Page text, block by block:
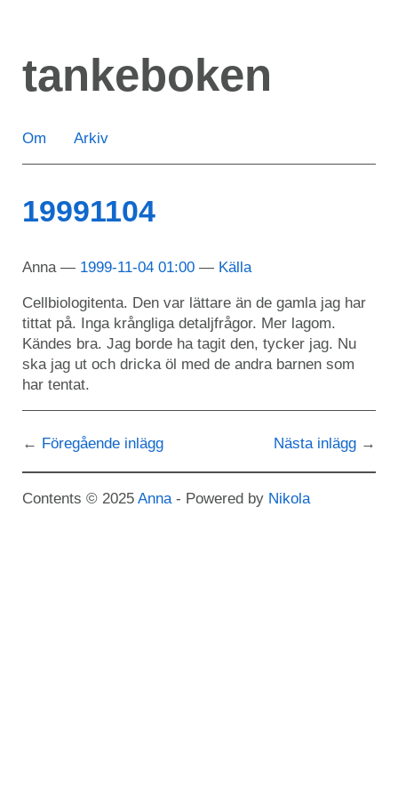
huvudinnehåll
tankeboken
Om Arkiv
19991104
Anna 1999-11-04 01:00 Källa
Cellbiologitenta. Den var lättare än de gamla jag har
tittat på. Inga krångliga detaljfrågor. Mer lagom.
Kändes bra. Jag borde ha tagit den, tycker jag. Nu
ska jag ut och dricka öl med de andra barnen som
har tentat.
Föregående inlägg Nästa inlägg
Contents © 2025 Anna - Powered by Nikola